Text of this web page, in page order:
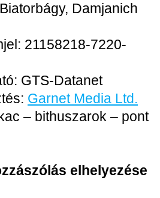
Damjanich
21158218-7220-
GTS-Datanet
Garnet Media Ltd.
– bithuszarok – pont
elhelyezése